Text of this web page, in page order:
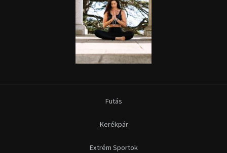
Futás
Kerékpár
Extrém Sportok